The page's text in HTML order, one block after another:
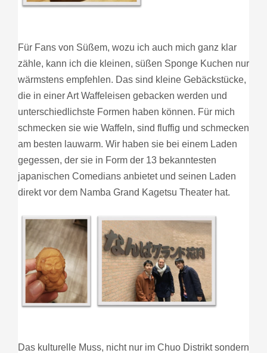
Für Fans von Süßem, wozu ich auch mich ganz klar
zähle, kann ich die kleinen, süßen Sponge Kuchen nur
wärmstens empfehlen. Das sind kleine Gebäckstücke,
die in einer Art Waffeleisen gebacken werden und
unterschiedlichste Formen haben können. Für mich
schmecken sie wie Waffeln, sind fluffig und schmecken
am besten lauwarm. Wir haben sie bei einem Laden
gegessen, der sie in Form der 13 bekanntesten
japanischen Comedians anbietet und seinen Laden
direkt vor dem Namba Grand Kagetsu Theater hat.
Das kulturelle Muss, nicht nur im Chuo Distrikt sondern